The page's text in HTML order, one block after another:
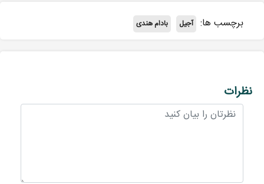
برچسب ها: آجیل بادام هندی
نظرات